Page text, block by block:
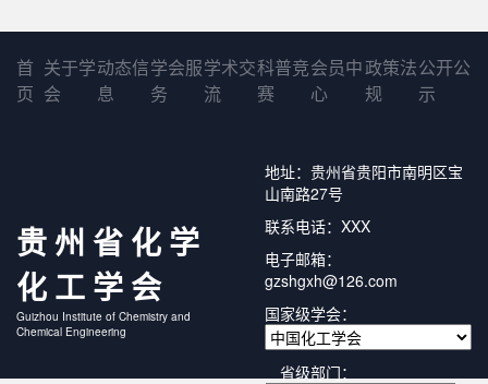
首
页
关于学
会
动态信
息
学会服
务
学术交
流
科普竞
赛
会员中
心
政策法
规
公开公
示
贵州省化学
化工学会
Guizhou Institute of Chemistry and
Chemical Engineering
地址：贵州省贵阳市南明区宝
山南路27号
联系电话：XXX
电子邮箱：
gzshgxh@126.com
国家级学会：
省级部门：